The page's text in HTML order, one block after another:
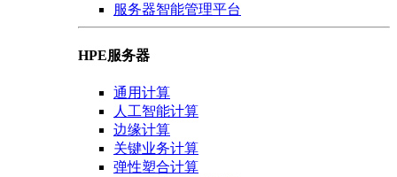
服务器智能管理平台
HPE服务器
通用计算
人工智能计算
边缘计算
关键业务计算
弹性塑合计算